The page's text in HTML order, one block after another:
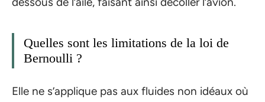
Quelles sont les limitations de la loi de
Bernoulli ?
Elle ne s’applique pas aux fluides non idéaux où